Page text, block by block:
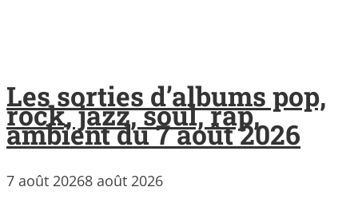
Les sorties d’albums pop,
rock, jazz, soul, rap,
ambient du 7 août 2026
7 août 20268 août 2026